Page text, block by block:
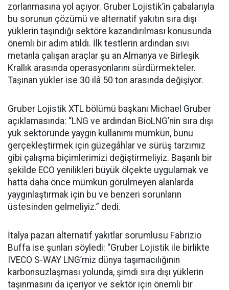
zorlanmasına yol açıyor. Gruber Lojistik’in çabalarıyla
bu sorunun çözümü ve alternatif yakıtın sıra dışı
yüklerin taşındığı sektöre kazandırılması konusunda
önemli bir adım atıldı. İlk testlerin ardından sıvı
metanla çalışan araçlar şu an Almanya ve Birleşik
Krallık arasında operasyonlarını sürdürmekteler.
Taşınan yükler ise 30 ilâ 50 ton arasında değişiyor.
Gruber Lojistik XTL bölümü başkanı Michael Gruber
açıklamasında: “LNG ve ardından BioLNG’nin sıra dışı
yük sektöründe yaygın kullanımı mümkün, bunu
gerçekleştirmek için güzegâhlar ve sürüş tarzımız
gibi çalışma biçimlerimizi değiştirmeliyiz. Başarılı bir
şekilde ECO yenilikleri büyük ölçekte uygulamak ve
hatta daha önce mümkün görülmeyen alanlarda
yaygınlaştırmak için bu ve benzeri sorunların
üstesinden gelmeliyiz.” dedi.
İtalya pazarı alternatif yakıtlar sorumlusu Fabrizio
Buffa ise şunları söyledi: “Gruber Lojistik ile birlikte
IVECO S-WAY LNG’miz dünya taşımacılığının
karbonsuzlaşması yolunda, şimdi sıra dışı yüklerin
taşınmasını da içeriyor ve sektör için önemli bir